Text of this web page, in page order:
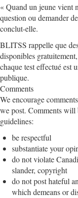
« Quand un jeune vient
question ou demander
conclut-elle.
BLITSS rappelle que
disponibles
chaque test effectué est
publique.
Comments
We encourage
we post. Comments will
guidelines:
be respectful
substantiate your
do not violate
slander, copyright
do not post hateful
which demeans or